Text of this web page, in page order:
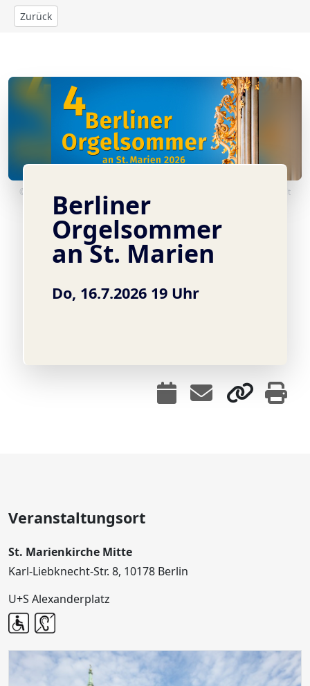
Zurück
© Wagner-Orgel in der St. Marienkirche ©Marienorganist Xaver Schult
Berliner
Orgelsommer
an St. Marien
Do, 16.7.2026 19 Uhr
Veranstaltungsort
St. Marienkirche Mitte
Karl-Liebknecht-Str. 8, 10178 Berlin
U+S Alexanderplatz